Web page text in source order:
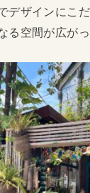
デザインにこ
る空間が広がっ